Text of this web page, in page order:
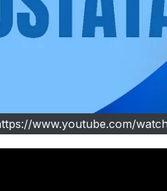
www.youtube.com/